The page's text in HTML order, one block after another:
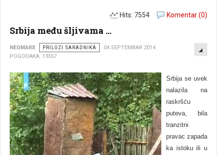
Komentar (0)
Hits: 7554
Srbija među šljivama ...
NEOMARX PRILOZI SARADNIKA
04 SEPTEMBAR 2014
POGODAKA: 13557
Srbija se uvek
nalazila na
raskršću
puteva, bila
tranzitni
pravac zapada
ka istoku ili u